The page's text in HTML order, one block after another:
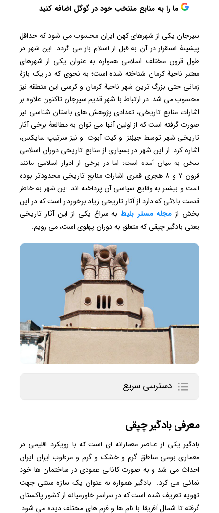
ما را به منابع منتخب خود در گوگل اضافه کنید
سیرجان یکی از شهرهای کهن ایران محسوب می شود که حداقل
پیشینۀ استقرار در آن به قبل از اسلام باز می گردد. این شهر در
طول قرون مختلف اسلامی همواره به عنوان یکی از شهرهای
معتبر ناحیۀ کرمان شناخته شده است؛ به نحوی که در یک بازۀ
زمانی حتی بزرگ ترین شهر ناحیۀ کرمان و کرسی این منطقه نیز
محسوب می شد. در ارتباط با شهر قدیم سیرجان تاکنون علاوه بر
اشارات منابع تاریخی، تعدادی پژوهش های باستان شناسی نیز
صورت گرفته است که از اولین آنها می توان به مطالعۀ برخی آثار
تاریخی شهر توسط جیبُنز و کیت آبوت و نیز سرتیپ سایکس،
اشاره کرد. از این شهر در بسیاری از منابع تاریخی دوران اسلامی
سخن به میان آمده است؛ اما در برخی از ادوار اسلامی مانند
قرون ۷ و ۸ هجری قمری اشارات منابع تاریخی محدودتر بوده
است و بیشتر به وقایع سیاسی آن پرداخته اند. این شهر به خاطر
قدمت بالائی که دارد از آثار تاریخی زیاد برخوردار است که در این
بخش از مجله مستر بلیطبه سراغ یکی از این آثار تاریخی
یعنی بادگیر چپقی که متعلق به دوران پهلوی است، می رویم.
دسترسی سریع
معرفیبادگیر چپقی
بادگیر یکی از عناصر معمارانه ای است که با رویکرد اقلیمی در
معماری بومی مناطق گرم و خشک و گرم و مرطوب ایران ایران
احداث می شد و به صورت کانالی عمودی در ساختمان ها خود
نمائی می کرد. بادگیر همواره به عنوان یک سازه سنتی جهت
تهویه تعریف شده است که در سراسر خاورمیانه از کشور پاکستان
گرفته تا شمال آفریقا با نام ها و فرم های مختلف دیده می شود.